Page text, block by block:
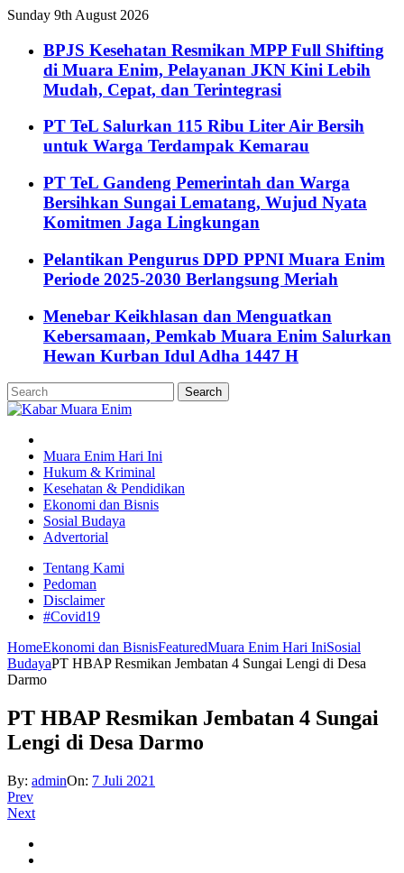
Sunday 9th August 2026
BPJS Kesehatan Resmikan MPP Full Shifting
di Muara Enim, Pelayanan JKN Kini Lebih
Mudah, Cepat, dan Terintegrasi
PT TeL Salurkan 115 Ribu Liter Air Bersih
untuk Warga Terdampak Kemarau
PT TeL Gandeng Pemerintah dan Warga
Bersihkan Sungai Lematang, Wujud Nyata
Komitmen Jaga Lingkungan
Pelantikan Pengurus DPD PPNI Muara Enim
Periode 2025-2030 Berlangsung Meriah
Menebar Keikhlasan dan Menguatkan
Kebersamaan, Pemkab Muara Enim Salurkan
Hewan Kurban Idul Adha 1447 H
Muara Enim Hari Ini
Hukum & Kriminal
Kesehatan & Pendidikan
Ekonomi dan Bisnis
Sosial Budaya
Advertorial
Tentang Kami
Pedoman
Disclaimer
#Covid19
HomeEkonomi dan BisnisFeaturedMuara Enim Hari IniSosial
BudayaPT HBAP Resmikan Jembatan 4 Sungai Lengi di Desa
Darmo
PT HBAP Resmikan Jembatan 4 Sungai
Lengi di Desa Darmo
By: adminOn: 7 Juli 2021
Prev
Next